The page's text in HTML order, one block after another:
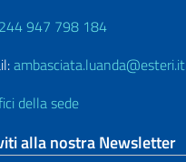
947 798 184
ambasciata.luanda@esteri.it
della sede
alla nostra Newsletter